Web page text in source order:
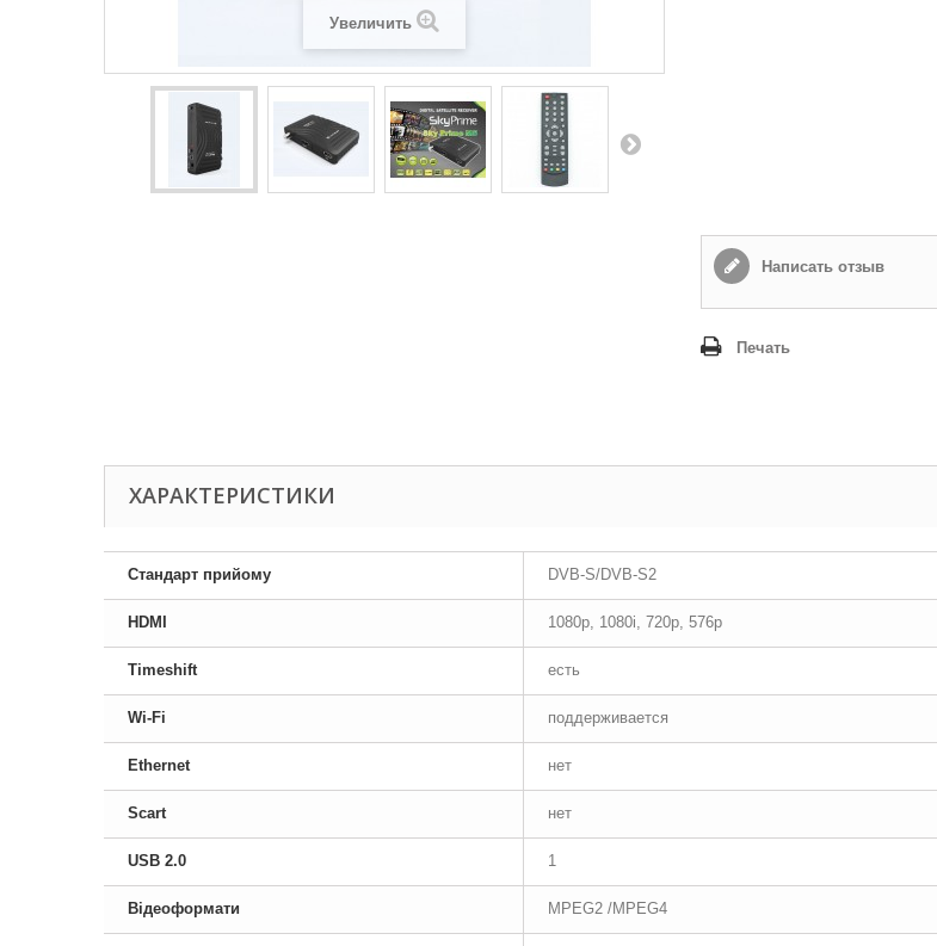
Увеличить
Написать отзыв
Печать
ХАРАКТЕРИСТИКИ
Стандарт прийому DVB-S/DVB-S2
HDMI 1080p, 1080i, 720p, 576p
Timeshift есть
Wi-Fi поддерживается
Ethernet нет
Scart нет
USB 2.0 1
Відеоформати MPEG2 /MPEG4